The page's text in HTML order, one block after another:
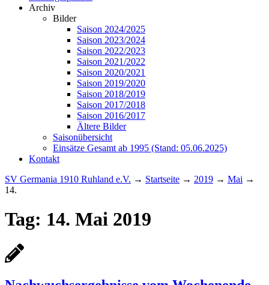
Archiv
Bilder
Saison 2024/2025
Saison 2023/2024
Saison 2022/2023
Saison 2021/2022
Saison 2020/2021
Saison 2019/2020
Saison 2018/2019
Saison 2017/2018
Saison 2016/2017
Ältere Bilder
Saisonübersicht
Einsätze Gesamt ab 1995 (Stand: 05.06.2025)
Kontakt
SV Germania 1910 Ruhland e.V. → Startseite → 2019 → Mai →
14.
Tag: 14. Mai 2019